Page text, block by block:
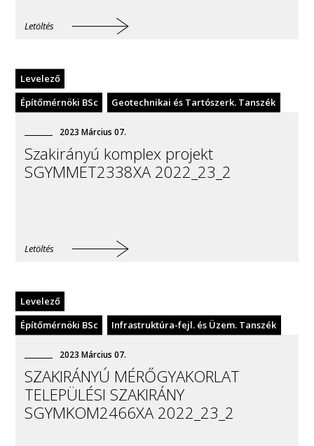
Letöltés
Építőmérnöki BSc Geotechnikai és Tartószerk. Tanszék
Levelező
2023 Március 07.
Szakirányú komplex projekt
SGYMMET2338XA 2022_23_2
Letöltés
Építőmérnöki BSc Infrastruktúra-fejl. és Üzem. Tanszék
Levelező
2023 Március 07.
SZAKIRÁNYÚ MÉRŐGYAKORLAT
TELEPÜLÉSI SZAKIRÁNY
SGYMKOM2466XA 2022_23_2